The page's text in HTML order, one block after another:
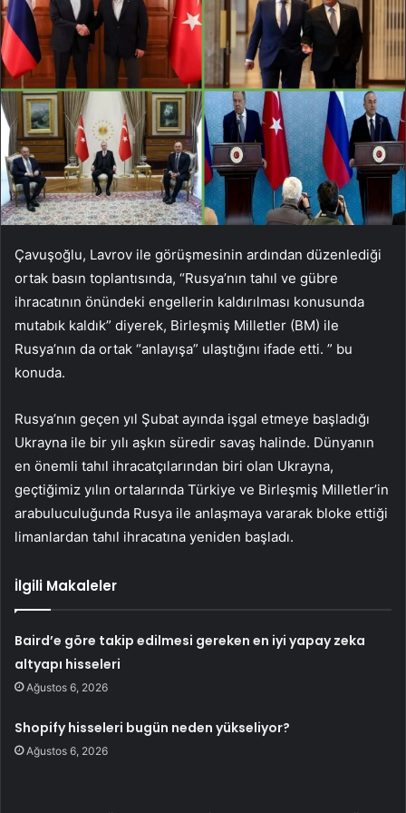
Çavuşoğlu, Lavrov ile görüşmesinin ardından düzenlediği
ortak basın toplantısında, “Rusya’nın tahıl ve gübre
ihracatının önündeki engellerin kaldırılması konusunda
mutabık kaldık” diyerek, Birleşmiş Milletler (BM) ile
Rusya’nın da ortak “anlayışa” ulaştığını ifade etti. ” bu
konuda.
Rusya’nın geçen yıl Şubat ayında işgal etmeye başladığı
Ukrayna ile bir yılı aşkın süredir savaş halinde. Dünyanın
en önemli tahıl ihracatçılarından biri olan Ukrayna,
geçtiğimiz yılın ortalarında Türkiye ve Birleşmiş Milletler’in
arabuluculuğunda Rusya ile anlaşmaya vararak bloke ettiği
limanlardan tahıl ihracatına yeniden başladı.
İlgili Makaleler
Baird’e göre takip edilmesi gereken en iyi yapay zeka
altyapı hisseleri
Ağustos 6, 2026
Shopify hisseleri bugün neden yükseliyor?
Ağustos 6, 2026